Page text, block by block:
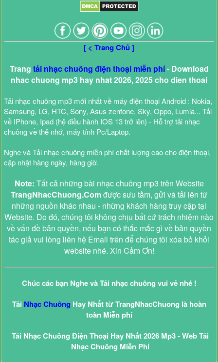
[ < Trang Chủ ]
Trang tải nhạc chuông điện thoại miễn phí- Download
nhac chuong mp3 hay nhat 2026, 2025 cho dien thoai
Tải nhạc chuông mp3 mới nhất về máy điện thoại Android : Nokia,
Samsung, LG, HTC, Sony, Asus zenfone, Sky, Oppo, Lumia... Tải
về IPhone, Ipad (hệ điều hành IOS 13 trở lên) - Hỗ trợ tải nhạc
chuông về thẻ nhớ, máy tính Pc/Laptop.
Nghe và Tải nhạc chuông miễn phí chất lượng cao cho điện thoại,
cập nhật hàng ngày, hàng giờ.
Note: Tất cả những bài nhạc chuông mp3 trên Website
TrangNhacChuong.Comđược sưu tầm, gửi và tải lên từ
những nguồn khác nhau - những khách hàng truy cập tại
Website. Do đó, chúng tôi không chịu bất cứ trách nhiệm nào
về vấn đề bản quyền, nếu bạn có thắc mắc gì về bản quyền
tác giả vui lòng liên hệ Email trên để chúng tôi xóa bỏ khỏi
website nhé. Xin Cảm Ơn!
Chúc các bạn Nghe và Tải nhạc chuông vui vẻ nhé !
Tải Nhạc Chuông Hay Nhất từ TrangNhacChuong là hoàn
toàn Miễn phí
Tải Nhạc Chuông Điện Thoại Hay Nhất 2026 Mp3 - Web Tải
Nhạc Chuông Miễn Phí